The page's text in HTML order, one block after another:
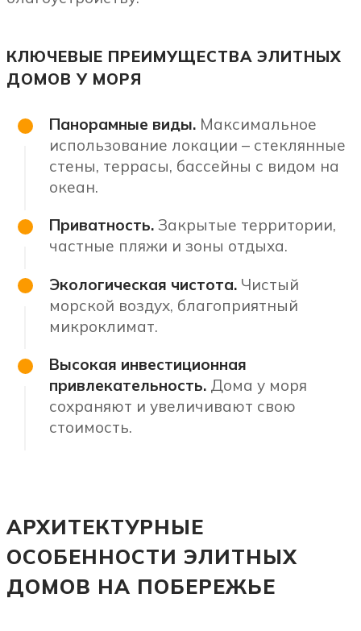
КЛЮЧЕВЫЕ ПРЕИМУЩЕСТВА ЭЛИТНЫХ
ДОМОВ У МОРЯ
Панорамные виды.Максимальное
использование локации – стеклянные
стены, террасы, бассейны с видом на
океан.
Приватность.Закрытые территории,
частные пляжи и зоны отдыха.
Экологическая чистота.Чистый
морской воздух, благоприятный
микроклимат.
Высокая инвестиционная
привлекательность.Дома у моря
сохраняют и увеличивают свою
стоимость.
АРХИТЕКТУРНЫЕ
ОСОБЕННОСТИ ЭЛИТНЫХ
ДОМОВ НА ПОБЕРЕЖЬЕ